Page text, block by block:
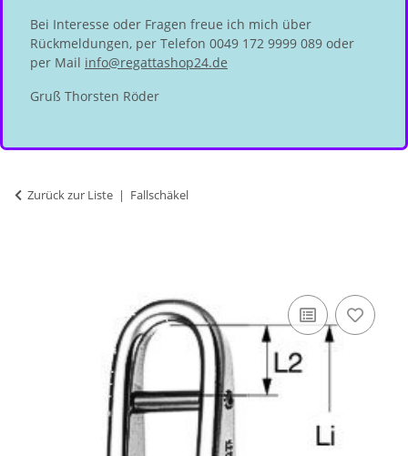
Bei Interesse oder Fragen freue ich mich über
Rückmeldungen, per Telefon 0049 172 9999 089 oder
per Mail info@regattashop24.de
Gruß Thorsten Röder
Zurück zur Liste Fallschäkel